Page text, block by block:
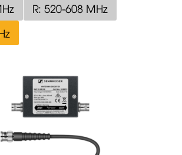
R: 520-608 MHz